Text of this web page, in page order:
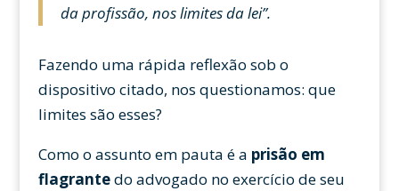
da profissão, nos limites da lei”.
Fazendo uma rápida reflexão sob o
dispositivo citado, nos questionamos: que
limites são esses?
Como o assunto em pauta é a prisão em
flagrantedo advogado no exercício de seu